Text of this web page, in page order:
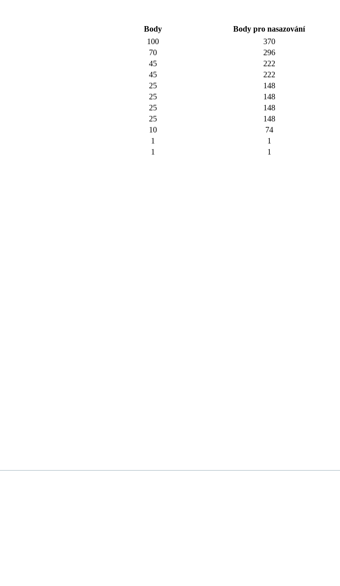
Body
Body pro nasazování
100
370
70
296
45
222
45
222
25
148
25
148
25
148
25
148
10
74
1
1
1 1